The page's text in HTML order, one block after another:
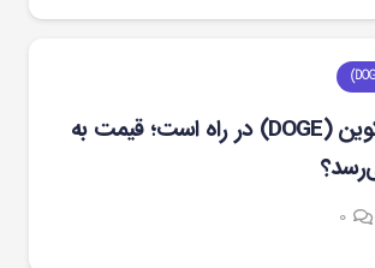
ETF دوج کوین (DOGE) در راه است؛ قیمت به
۰